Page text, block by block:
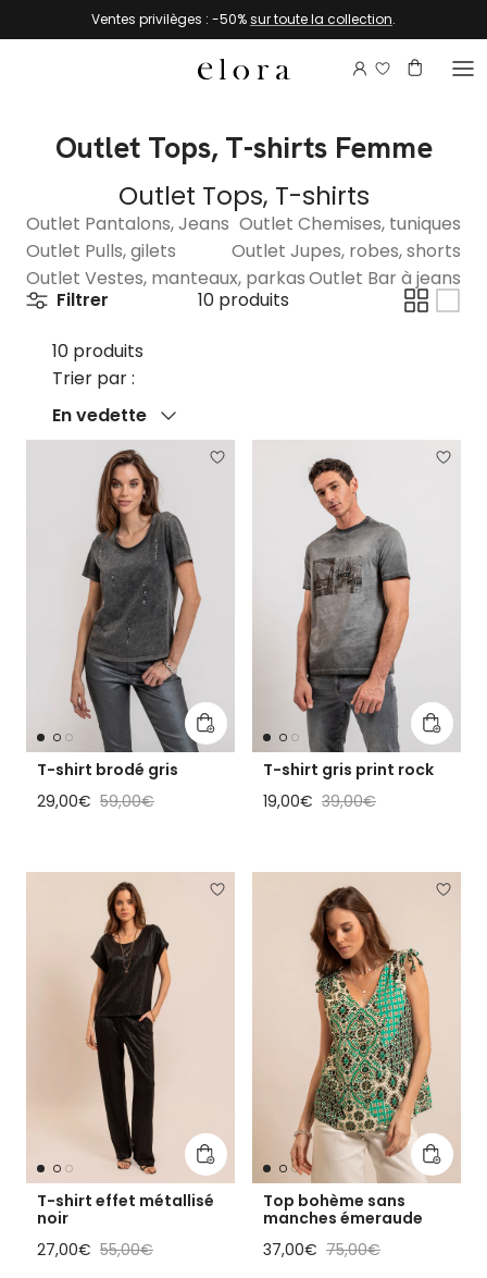
Aller au contenuVentes privilèges : -50%sur toute la collection.
CompteConnectez-
Panier
Outlet Tops, T-shirts Femme
Outlet Tops, T-shirts
Outlet Pantalons, Jeans Outlet Chemises, tuniques
Outlet Pulls, gilets
Outlet Jupes, robes, shorts
Outlet Vestes, manteaux, parkasOutlet Bar à jeans
Filtrer
10 produits
10 produits
Trier par :
Trier par
En vedette
Ajouter au panier
T-shirt brodé gris
Prix soldé
29,00€ Prix habituel
59,00€
Ajouter
T-shirt gris print rock
Prix soldé
19,00€ Prix habituel
39,00€
Ajouter au panier
T-shirt effet métallisé
noir
Prix soldé
27,00€ Prix habituel
55,00€
Ajouter
Top bohème sans
manches émeraude
Prix soldé
37,00€ Prix habituel
75,00€